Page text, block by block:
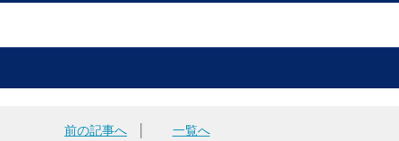
前の記事へ 一覧へ